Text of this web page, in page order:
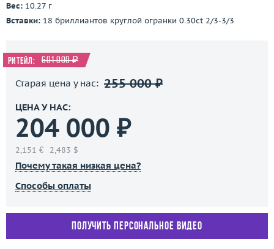
Вес: 10.27 г
Вставки: 18 бриллиантов круглой огранки 0.30ct 2/3-3/3
Ритейл: 601 000 ₽
Старая цена у нас: 255 000 ₽
ЦЕНА У НАС:
204 000 ₽
2,151 € 2,483 $
Почему такая низкая цена?
Способы оплаты
Получить персональное видео